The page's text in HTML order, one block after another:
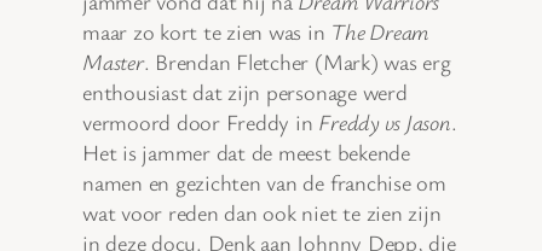
maar zo kort te zien was in The Dream
Master. Brendan Fletcher (Mark) was erg
enthousiast dat zijn personage werd
vermoord door Freddy in Freddy vs Jason.
Het is jammer dat de meest bekende
namen en gezichten van de franchise om
wat voor reden dan ook niet te zien zijn
in deze docu. Denk aan Johnny Depp, die